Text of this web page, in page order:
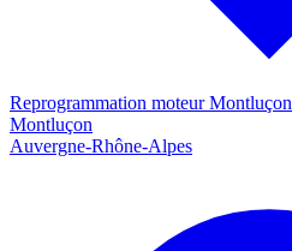
Reprogrammation moteurMontluçon
Montluçon
Auvergne-Rhône-Alpes